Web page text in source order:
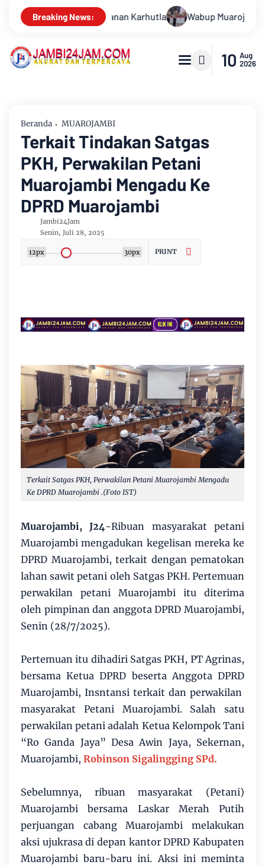
Breaking News:
Muarojambi Lepas Kontingan Jamnas XXII 2026 Pesan
10 Aug
2026
Beranda MUAROJAMBI
Terkait Tindakan Satgas
PKH, Perwakilan Petani
Muarojambi Mengadu Ke
DPRD Muarojambi
Jambi24Jam
Senin, Juli 28, 2025
12px 30px PRINT
Terkait Satgas PKH, Perwakilan Petani Muarojambi Mengadu
Ke DPRD Muarojambi .(Foto IST)
Muarojambi, J24-Ribuan masyarakat petani
Muarojambi mengadukan kegelisan mereka ke
DPRD Muarojambi, terkait dengan pematokan
lahan sawit petani oleh Satgas PKH. Pertemuan
perwakilan petani Muarojambi itu diterima
oleh pimpinan dan anggota DPRD Muarojambi,
Senin (28/7/2025).
Pertemuan itu dihadiri Satgas PKH, PT Agrinas,
bersama Ketua DPRD beserta Anggota DPRD
Muarojambi, Insntansi terkait dan perwakilan
masyarakat Petani Muarojambi. Salah satu
perwakilan petani adalah Ketua Kelompok Tani
“Ro Ganda Jaya” Desa Awin Jaya, Sekernan,
Muarojambi, Robinson Sigalingging SPd.
Sebelumnya, ribuan masyarakat (Petani)
Muarojambi bersama Laskar Merah Putih
perjuangan cabang Muarojambi melakukan
aksi ujukrasa di depan kantor DPRD Kabupaten
Muarojambi baru-baru ini. Aksi ini meminta